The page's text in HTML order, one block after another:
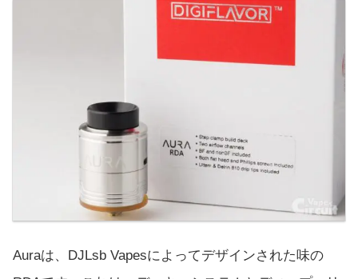
Auraは、DJLsb Vapesによってデザインされた味の